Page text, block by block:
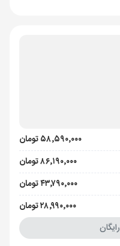
۵۸٬۵۹۰٬۰۰۰ تومان
۸۶٬۱۹۰٬۰۰۰ تومان
۴۳٬۷۹۰٬۰۰۰ تومان
۲۸٬۹۹۰٬۰۰۰ تومان